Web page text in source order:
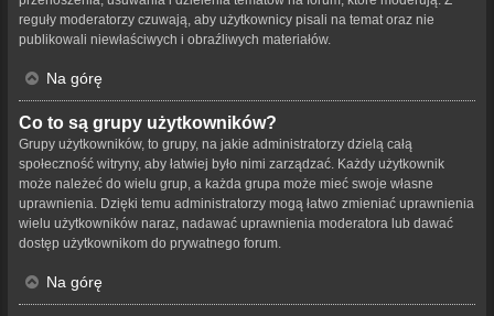
reguły moderatorzy czuwają, aby użytkownicy pisali na temat oraz nie
publikowali niewłaściwych i obraźliwych materiałów.
Na górę
Co to są grupy użytkowników?
Grupy użytkowników, to grupy, na jakie administratorzy dzielą całą
społeczność witryny, aby łatwiej było nimi zarządzać. Każdy użytkownik
może należeć do wielu grup, a każda grupa może mieć swoje własne
uprawnienia. Dzięki temu administratorzy mogą łatwo zmieniać uprawnienia
wielu użytkowników naraz, nadawać uprawnienia moderatora lub dawać
dostęp użytkownikom do prywatnego forum.
Na górę